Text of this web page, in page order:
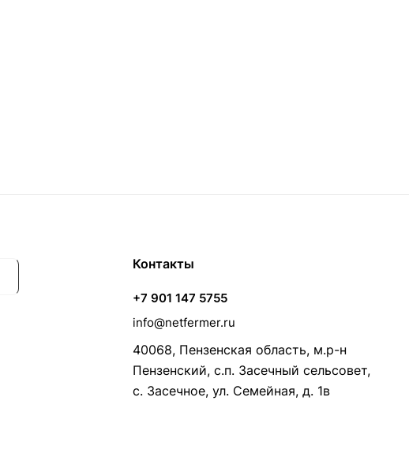
Контакты
+7 901 147 5755
info@netfermer.ru
40068, Пензенская область, м.р-н
Пензенский, с.п. Засечный сельсовет,
с. Засечное, ул. Семейная, д. 1в